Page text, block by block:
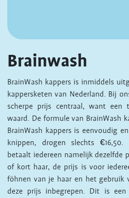
Brainwash
BrainWash kappers is inmiddels
kappersketen van Nederland. Bij
scherpe prijs centraal, want een
waard. De formule van BrainWash
BrainWash kappers is eenvoudig
knippen, drogen slechts €16,50.
betaalt iedereen namelijk dezelfde
of kort haar, de prijs is voor
föhnen van je haar en het gebruik
deze prijs inbegrepen. Dit is een